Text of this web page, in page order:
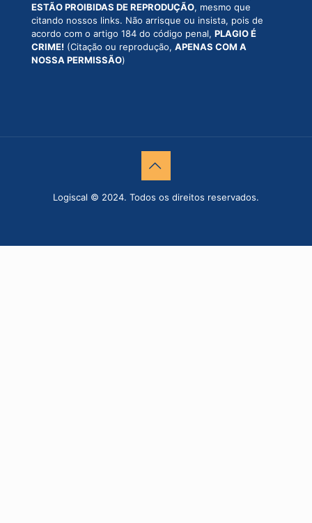
ESTÃO PROIBIDAS DE REPRODUÇÃO, mesmo que
citando nossos links. Não arrisque ou insista, pois de
acordo com o artigo 184 do código penal, PLAGIO É
CRIME! (Citação ou reprodução, APENAS COM A
NOSSA PERMISSÃO)
Logiscal © 2024. Todos os direitos reservados.